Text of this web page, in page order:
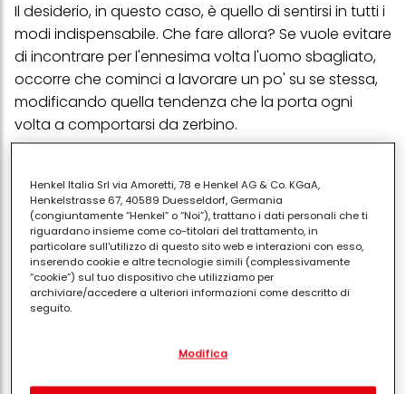
Il desiderio, in questo caso, è quello di sentirsi in tutti i
modi indispensabile. Che fare allora? Se vuole evitare
di incontrare per l'ennesima volta l'uomo sbagliato,
occorre che cominci a lavorare un po' su se stessa,
modificando quella tendenza che la porta ogni
volta a comportarsi da zerbino.
sofferenze, scegliere l'uomo sbagliato non sia una
strategia per non entrare in contatto con se stessa o
anche per difendersi da una relazione più vera e più
adulta. Invece di lamentarsi e leccarsi le ferite, ogni
tanto è meglio farsi un bell'esame di coscienza.
Henkel Italia Srl via Amoretti, 78 e Henkel AG & Co. KGaA,
Henkelstrasse 67, 40589 Duesseldorf, Germania
(congiuntamente “Henkel” o “Noi”), trattano i dati personali che ti
riguardano insieme come co-titolari del trattamento, in
particolare sull'utilizzo di questo sito web e interazioni con esso,
inserendo cookie e altre tecnologie simili (complessivamente
“cookie”) sul tuo dispositivo che utilizziamo per
archiviare/accedere a ulteriori informazioni come descritto di
seguito.
separati o co-titolari come indicato nella nostra Informativa sulla
pixel, impronte digitali e tecnologie simili" utilizzeremo anche
Modifica